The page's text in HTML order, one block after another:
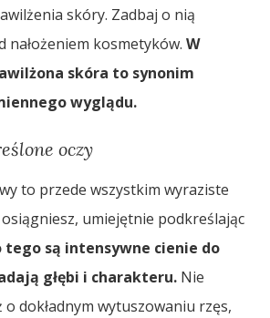
skóry. Zadbaj o nią
nałożeniem kosmetyków.W
skóra to synonim
wyglądu.
oczy
to przede wszystkim wyraziste
umiejętnie podkreślając
tego są intensywne cienie do
głębi i charakteru. Nie
dokładnym wytuszowaniu rzęs,